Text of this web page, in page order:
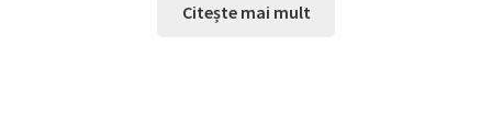
Citește mai mult